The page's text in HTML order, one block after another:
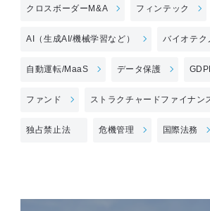
クロスボーダーM&A フィンテック
AI（生成AI/機械学習など） バイオテク
自動運転/MaaS データ保護
ファンド ストラクチャードファイナン
独占禁止法 危機管理 国際法務